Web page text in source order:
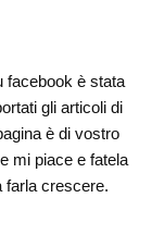
facebook è stata
gli articoli di
è di vostro
mi piace e fatela
farla crescere.